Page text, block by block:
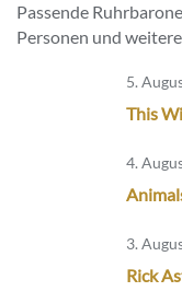
Passende
Personen und
5.
This
4.
3.
Rick